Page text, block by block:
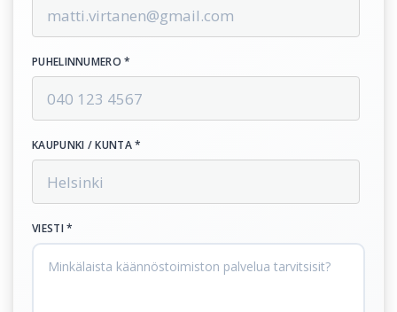
PUHELINNUMERO *
KAUPUNKI / KUNTA *
VIESTI *